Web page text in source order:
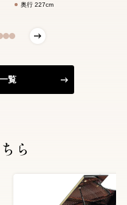
奥行 227cm
覧
ら